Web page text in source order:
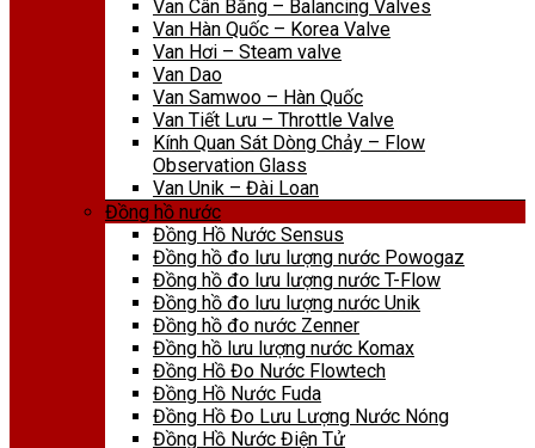
Van Cân Bằng – Balancing Valves
Van Hàn Quốc – Korea Valve
Van Hơi – Steam valve
Van Dao
Van Samwoo – Hàn Quốc
Van Tiết Lưu – Throttle Valve
Kính Quan Sát Dòng Chảy – Flow
Observation Glass
Van Unik – Đài Loan
Đồng hồ nước
Đồng Hồ Nước Sensus
Đồng hồ đo lưu lượng nước Powogaz
Đồng hồ đo lưu lượng nước T-Flow
Đồng hồ đo lưu lượng nước Unik
Đồng hồ đo nước Zenner
Đồng hồ lưu lượng nước Komax
Đồng Hồ Đo Nước Flowtech
Đồng Hồ Nước Fuda
Đồng Hồ Đo Lưu Lượng Nước Nóng
Đồng Hồ Nước Điện Tử